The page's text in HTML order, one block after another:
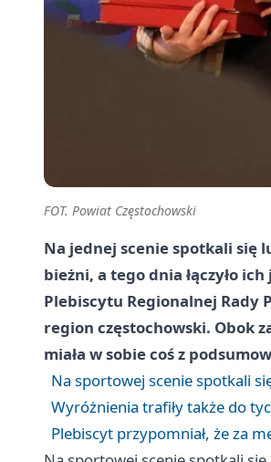
FOT. Powiat Częstochowski
Na jednej scenie spotkali się
bieżni, a tego dnia łączyło
Plebiscytu Regionalnej Rady
region częstochowski. Obok
miała w sobie coś z
Na sportowej scenie spotkali
Wyróżnienia trafiły także do
Plebiscyt przypomniał, że za